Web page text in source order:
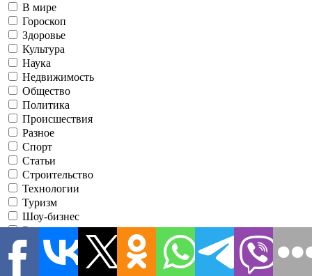
В мире
Гороскоп
Здоровье
Культура
Наука
Недвижимость
Общество
Политика
Происшествия
Разное
Спорт
Статьи
Строительство
Технологии
Туризм
Шоу-бизнес
Экономика
Эксклюзив
Я принимаю условия использования ●
Зарегистрировавшись, вы соглашаетесь с нашимиУсловиями